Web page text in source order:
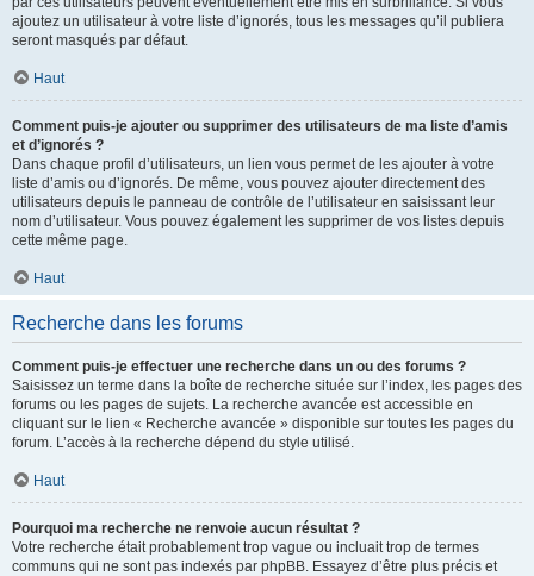
ajoutez un utilisateur à votre liste d’ignorés, tous les messages qu’il publiera
seront masqués par défaut.
Haut
Comment puis-je ajouter ou supprimer des utilisateurs de ma liste d’amis
et d’ignorés ?
Dans chaque profil d’utilisateurs, un lien vous permet de les ajouter à votre
liste d’amis ou d’ignorés. De même, vous pouvez ajouter directement des
utilisateurs depuis le panneau de contrôle de l’utilisateur en saisissant leur
nom d’utilisateur. Vous pouvez également les supprimer de vos listes depuis
cette même page.
Haut
Recherche dans les forums
Comment puis-je effectuer une recherche dans un ou des forums ?
Saisissez un terme dans la boîte de recherche située sur l’index, les pages des
forums ou les pages de sujets. La recherche avancée est accessible en
cliquant sur le lien « Recherche avancée » disponible sur toutes les pages du
forum. L’accès à la recherche dépend du style utilisé.
Haut
Pourquoi ma recherche ne renvoie aucun résultat ?
Votre recherche était probablement trop vague ou incluait trop de termes
communs qui ne sont pas indexés par phpBB. Essayez d’être plus précis et